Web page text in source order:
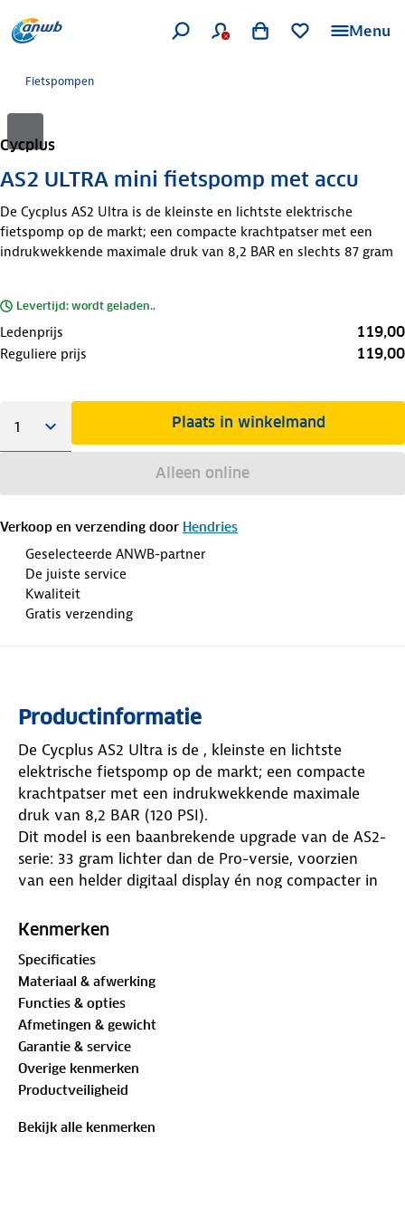
Menu
Fietspompen
Cycplus
AS2 ULTRA mini fietspomp met accu
De Cycplus AS2 Ultra is de kleinste en lichtste elektrische
fietspomp op de markt; een compacte krachtpatser met een
indrukwekkende maximale druk van 8,2 BAR en slechts 87 gram
Levertijd: wordt geladen..
Ledenprijs 119,00
Reguliere prijs 119,00
Plaats in winkelmand
Alleen online
Verkoop en verzending door Hendries
Geselecteerde ANWB-partner
De juiste service
Kwaliteit
Gratis verzending
Productinformatie
De Cycplus AS2 Ultra is de , kleinste en lichtste
elektrische fietspomp op de markt; een compacte
krachtpatser met een indrukwekkende maximale
druk van 8,2 BAR (120 PSI).
Dit model is een baanbrekende upgrade van de AS2-
serie: 33 gram lichter dan de Pro-versie, voorzien
van een helder digitaal display én nog compacter in
die zo min mogelijk gewicht mee willen nemen
Met zijn gewicht van slechts 87 gram en afmetingen
van 6,5 x 4,75 x 2,8 cm past deze elektrische
luchtpomp moeiteloos in je achterzak of zadeltas.
Lees verder om te ontdekken waarom de AS2 Ultra
hét referentiepunt is voor draagbare fietspompen.
Belangrijkste eigenschappen van de Cycplus AS2
Ultra
De Cycplus AS2 Ultra is ontworpen met de sportieve
Kenmerken
Specificaties
Materiaal & afwerking
Functies & opties
Afmetingen & gewicht
Garantie & service
Overige kenmerken
Productveiligheid
Bekijk alle kenmerken